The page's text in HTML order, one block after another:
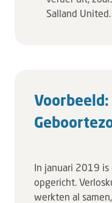
Salland United.
In januari 2019 is
opgericht.
werkten al